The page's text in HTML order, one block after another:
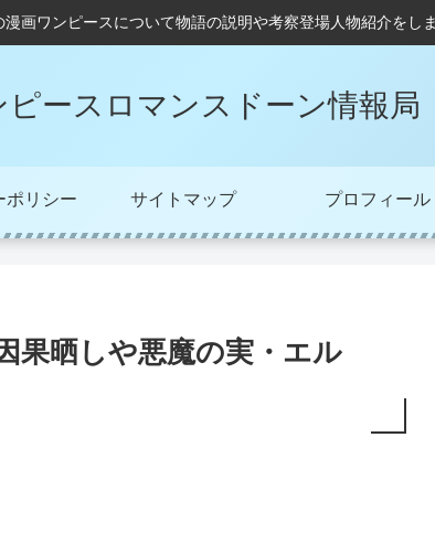
画ワンピースについて物語の説明や考察登場人物紹介をしま
ピースロマンスドーン情報局
ポリシー サイトマップ プロフィール
果晒しや悪魔の実・エル